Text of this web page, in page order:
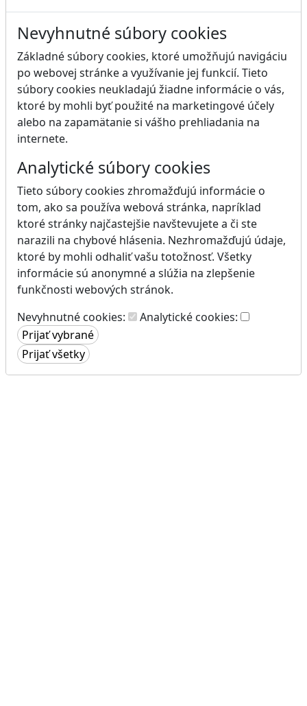
Nevyhnutné súbory cookies
Základné súbory cookies, ktoré umožňujú navigáciu
po webovej stránke a využívanie jej funkcií. Tieto
súbory cookies neukladajú žiadne informácie o vás,
ktoré by mohli byť použité na marketingové účely
alebo na zapamätanie si vášho prehliadania na
internete.
Analytické súbory cookies
Tieto súbory cookies zhromažďujú informácie o
tom, ako sa používa webová stránka, napríklad
ktoré stránky najčastejšie navštevujete a či ste
narazili na chybové hlásenia. Nezhromažďujú údaje,
ktoré by mohli odhaliť vašu totožnosť. Všetky
informácie sú anonymné a slúžia na zlepšenie
funkčnosti webových stránok.
Nevyhnutné cookies:
Analytické cookies: